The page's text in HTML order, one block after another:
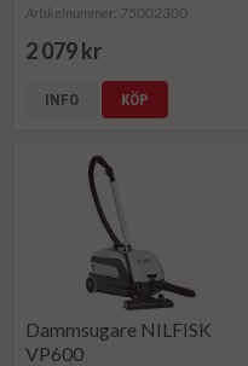
Artikelnummer: 75002300
2 079 kr
INFO KÖP
Dammsugare NILFISK
VP600